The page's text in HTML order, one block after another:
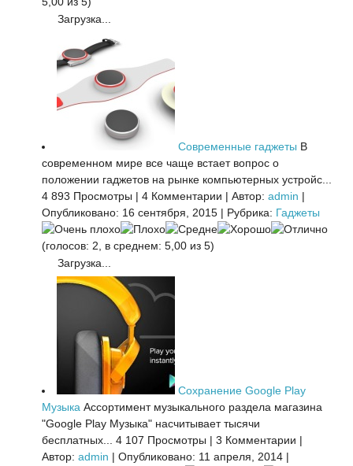
Загрузка...
Современные гаджеты В
современном мире все чаще встает вопрос о
положении гаджетов на рынке компьютерных устройс...
4 893 Просмотры | 4 Комментарии | Автор: admin |
Опубликовано: 16 сентября, 2015 | Рубрика: Гаджеты
(голосов: 2, в среднем: 5,00 из 5)
Загрузка...
Сохранение Google Play
Музыка Ассортимент музыкального раздела магазина
"Google Play Музыка" насчитывает тысячи
бесплатных...
4 107 Просмотры | 3 Комментарии |
Автор: admin | Опубликовано: 11 апреля, 2014 |